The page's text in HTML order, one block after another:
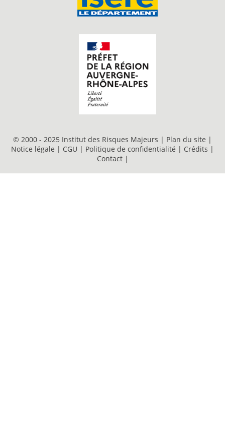
© 2000 - 2025 Institut des Risques Majeurs | Plan du site |
Notice légale | CGU | Politique de confidentialité | Crédits |
Contact |